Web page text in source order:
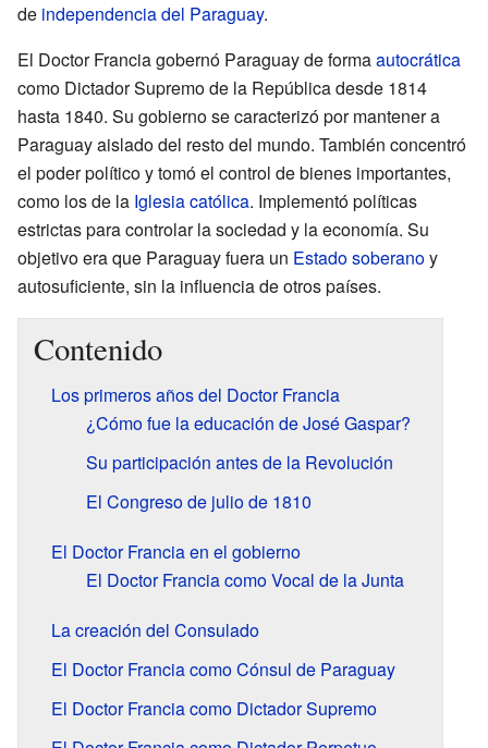
de independencia del Paraguay.
El Doctor Francia gobernó Paraguay de formaautocrática
como Dictador Supremo de la República desde 1814
hasta 1840. Su gobierno se caracterizó por mantener a
Paraguay aislado del resto del mundo. También concentró
el poder político y tomó el control de bienes importantes,
como los de la Iglesia católica. Implementó políticas
estrictas para controlar la sociedad y la economía. Su
objetivo era que Paraguay fuera un Estado soberanoy
autosuficiente, sin la influencia de otros países.
Contenido
Los primeros años del Doctor Francia
¿Cómo fue la educación de José Gaspar?
Su participación antes de la Revolución
El Congreso de julio de 1810
El Doctor Francia en el gobierno
El Doctor Francia como Vocal de la Junta
La creación del Consulado
El Doctor Francia como Cónsul de Paraguay
El Doctor Francia como Dictador Supremo